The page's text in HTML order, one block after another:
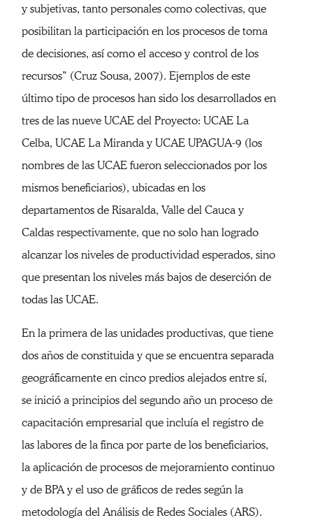
y subjetivas, tanto personales como colectivas, que
posibilitan la participación en los procesos de toma
de decisiones, así como el acceso y control de los
recursos” (Cruz Sousa, 2007). Ejemplos de este
último tipo de procesos han sido los desarrollados en
tres de las nueve UCAE del Proyecto: UCAE La
Celba, UCAE La Miranda y UCAE UPAGUA-9 (los
nombres de las UCAE fueron seleccionados por los
mismos beneficiarios), ubicadas en los
departamentos de Risaralda, Valle del Cauca y
Caldas respectivamente, que no solo han logrado
alcanzar los niveles de productividad esperados, sino
que presentan los niveles más bajos de deserción de
todas las UCAE.
En la primera de las unidades productivas, que tiene
dos años de constituida y que se encuentra separada
geográficamente en cinco predios alejados entre sí,
se inició a principios del segundo año un proceso de
capacitación empresarial que incluía el registro de
las labores de la finca por parte de los beneficiarios,
la aplicación de procesos de mejoramiento continuo
y de BPA y el uso de gráficos de redes según la
metodología del Análisis de Redes Sociales (ARS).